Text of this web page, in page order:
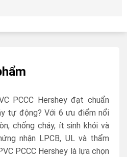
PCCC Hershey đạt chuẩn
tự động? Với 6 ưu điểm nổi
chống cháy, ít sinh khói và
nhận LPCB, UL và thẩm
PCCC Hershey là lựa chọn